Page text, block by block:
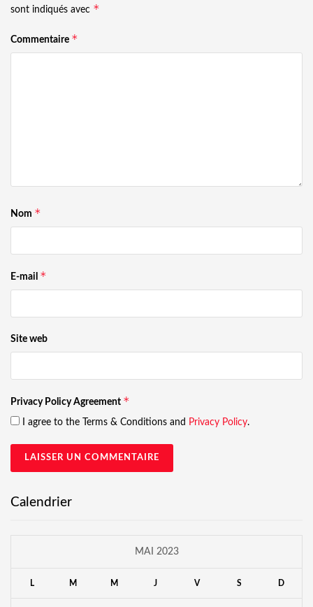
sont indiqués avec *
Commentaire *
Nom *
E-mail *
Site web
Privacy Policy Agreement *
I agree to the Terms & Conditions and Privacy Policy.
Calendrier
MAI 2023
L M M J V S D